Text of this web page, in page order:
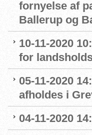
fornyelse af
Ballerup og
10-11-2020
for
05-11-2020
afholdes i
04-11-2020